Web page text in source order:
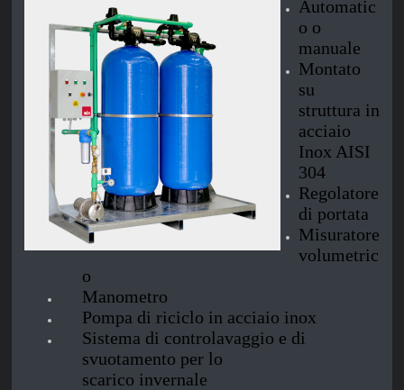
Automatic
o o
manuale
Montato
su
struttura in
acciaio
Inox AISI
304
Regolatore
di portata
Misuratore
volumetric
o
Manometro
Pompa di riciclo in acciaio inox
Sistema di controlavaggio e di
svuotamento per lo
scarico invernale